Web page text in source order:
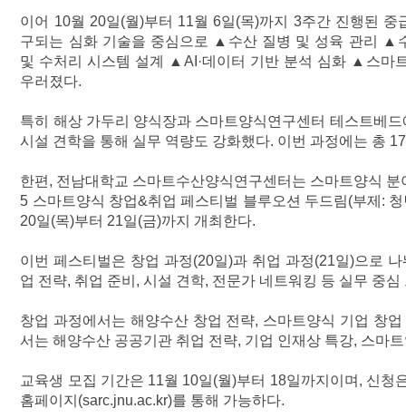
이어 10월 20일(월)부터 11월 6일(목)까지 3주간 진행된
구되는 심화 기술을 중심으로 ▲수산 질병 및 성육 관리 ▲
및 수처리 시스템 설계 ▲​AI·데이터 기반 분석 심화 ▲​스마
우러졌다.
특히 해상 가두리 양식장과 스마트양식연구센터 테스트베
시설 견학을 통해 실무 역량도 강화했다. 이번 과정에는 총
한편, 전남대학교 스마트수산양식연구센터는 스마트양식
5 스마트양식 창업&취업 페스티벌 블루오션 두드림(부제:
20일(목)부터 21일(금)까지 개최한다.
이번 페스티벌은 창업 과정(20일)과 취업 과정(21일)으로
업 전략, 취업 준비, 시설 견학, 전문가 네트워킹 등 실무 중
창업 과정에서는 해양수산 창업 전략, 스마트양식 기업 창
서는 해양수산 공공기관 취업 전략, 기업 인재상 특강, 스마
교육생 모집 기간은 11월 10일(월)부터 18일까지이며, 신청
홈페이지(sarc.jnu.ac.kr)를 통해 가능하다.